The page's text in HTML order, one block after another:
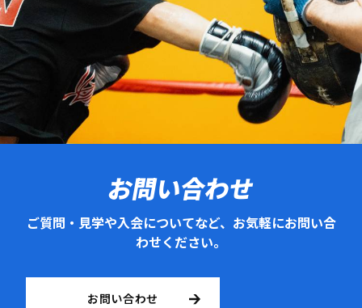
お問い合わせ
ご質問・見学や入会についてなど、お気軽にお問い合
わせください。
お問い合わせ